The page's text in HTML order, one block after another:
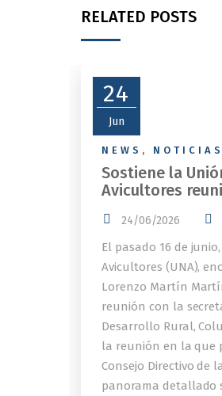
RELATED POSTS
24
Jun
NEWS , NOTICIAS
Sostiene la
Avicultores
24/06/2026
El pasado 16 de
Avicultores (UNA),
Lorenzo Martín
reunión con la
Desarrollo Rural,
la reunión en la que
Consejo Directivo de
panorama detallado